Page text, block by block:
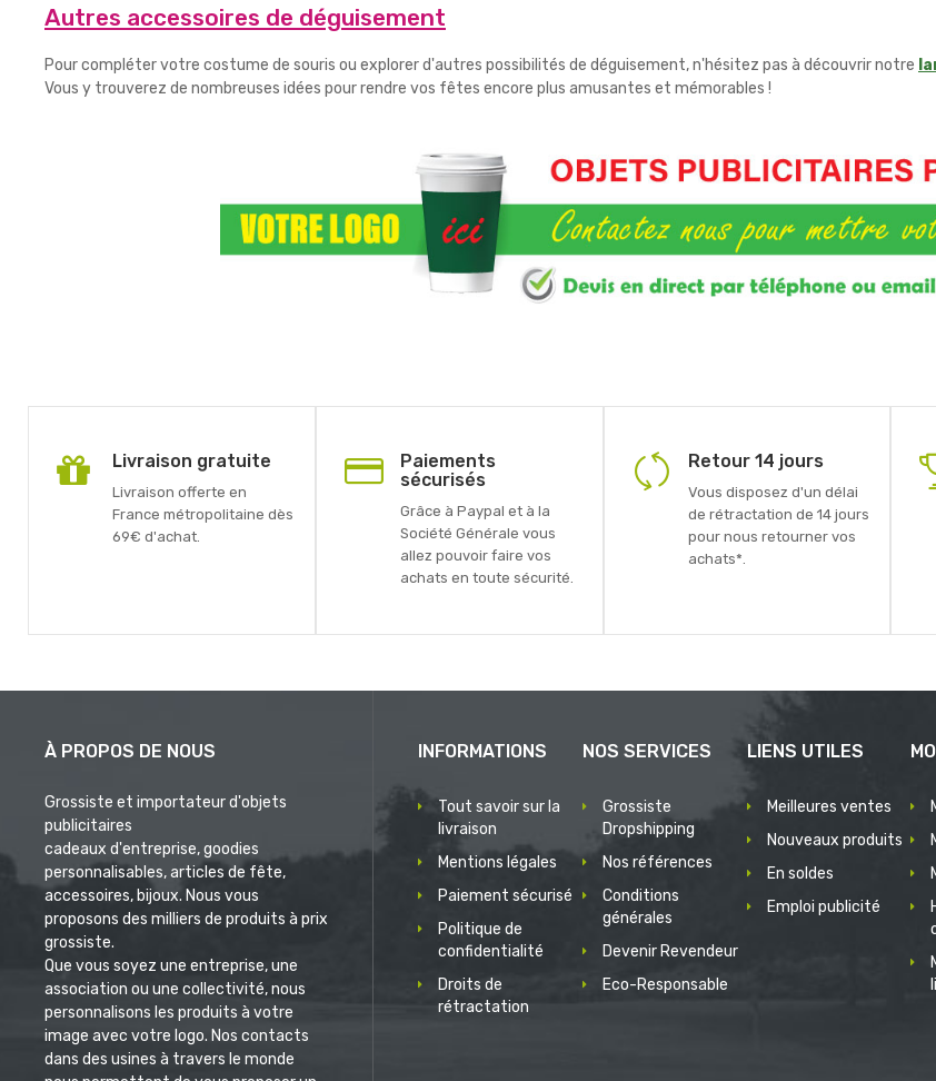
Autres accessoires de déguisement
Pour compléter votre costume de souris ou explorer d'autres possibilités de déguisement, n'hésitez pas à découvrir notre
Vous y trouverez de nombreuses idées pour rendre vos fêtes encore plus amusantes et mémorables !
Livraison gratuite
Livraison offerte en
France métropolitaine dès
69€ d'achat.
Paiements
sécurisés
Grâce à Paypal et à la
Société Générale vous
allez pouvoir faire vos
achats en toute sécurité.
Retour 14 jours
Vous disposez d'un délai
de rétractation de 14 jours
pour nous retourner vos
achats*.
À PROPOS DE NOUS
Grossiste et importateur d'objets
publicitaires
cadeaux d'entreprise, goodies
personnalisables, articles de fête,
accessoires, bijoux. Nous vous
proposons des milliers de produits à prix
grossiste.
Que vous soyez une entreprise, une
association ou une collectivité, nous
personnalisons les produits à votre
image avec votre logo. Nos contacts
dans des usines à travers le monde
INFORMATIONS
Tout savoir sur la
livraison
Mentions légales
Paiement sécurisé
Politique de
confidentialité
Droits de
rétractation
NOS SERVICES
Grossiste
Dropshipping
Nos références
Conditions
générales
Devenir Revendeur
Eco-Responsable
LIENS UTILES
Meilleures ventes
Nouveaux produits
En soldes
Emploi publicité